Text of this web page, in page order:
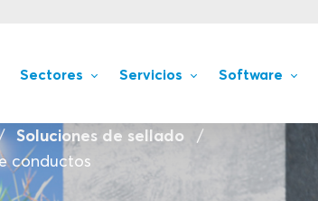
Sectores Servicios Software
Soluciones de sellado
conductos